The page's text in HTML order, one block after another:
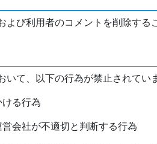
び利用者のコメントを削除する
て、以下の行為が禁止されてい
る行為
会社が不適切と判断する行為